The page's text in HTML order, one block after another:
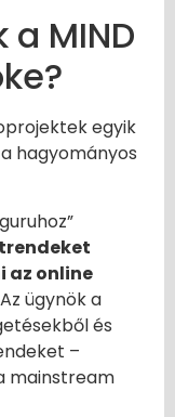
MIND
egyik
hagyományos
az online
ügynök a
és
–
mainstream